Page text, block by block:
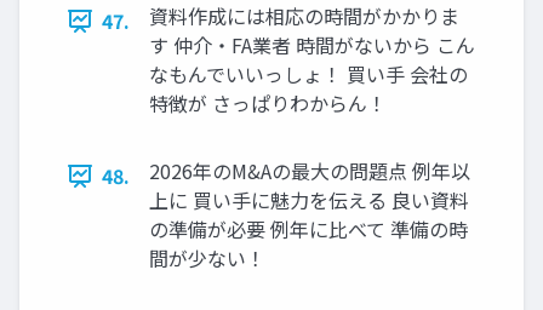
47.
資料作成には相応の時間がかかりま
す 仲介・FA業者 時間がないから こん
なもんでいいっしょ！ 買い手 会社の
特徴が さっぱりわからん！
48.
2026年のM&Aの最大の問題点 例年以
上に 買い手に魅力を伝える 良い資料
の準備が必要 例年に比べて 準備の時
間が少ない！